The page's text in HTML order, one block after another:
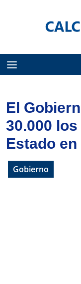
El
30.000
Estado
Gobierno